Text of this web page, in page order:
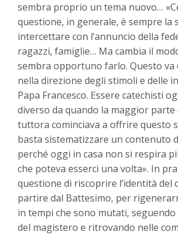
sembra proprio un tema nuovo…
questione, in generale, è sempre la
intercettare con l’annuncio della
ragazzi, famiglie… Ma cambia il
sembra opportuno farlo. Questo va
nella direzione degli stimoli e delle
Papa Francesco. Essere catechisti
diverso da quando la maggior parte
tuttora cominciava a offrire questo
basta sistematizzare un contenuto
perché oggi in casa non si respira
che poteva esserci una volta». In
questione di riscoprire l’identità del
partire dal Battesimo, per
in tempi che sono mutati, seguendo
del magistero e ritrovando nelle